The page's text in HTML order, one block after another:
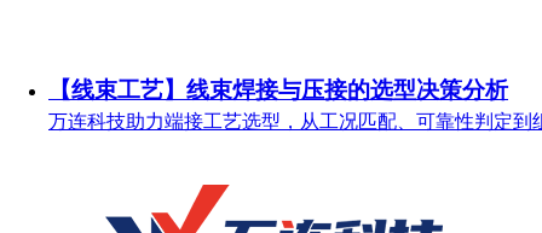
【线束工艺】线束焊接与压接的选型决策分析
万连科技助力端接工艺选型，从工况匹配、可靠性判定到